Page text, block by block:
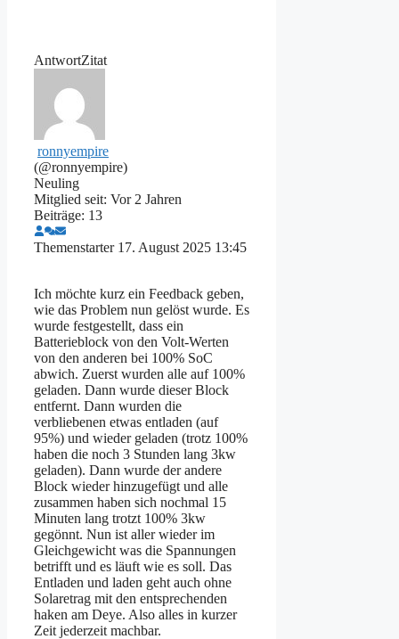
AntwortZitat
ronnyempire
(@ronnyempire)
Neuling
Mitglied seit: Vor 2 Jahren
Beiträge: 13
Themenstarter 17. August 2025 13:45
Ich möchte kurz ein Feedback geben,
wie das Problem nun gelöst wurde. Es
wurde festgestellt, dass ein
Batterieblock von den Volt-Werten
von den anderen bei 100% SoC
abwich. Zuerst wurden alle auf 100%
geladen. Dann wurde dieser Block
entfernt. Dann wurden die
verbliebenen etwas entladen (auf
95%) und wieder geladen (trotz 100%
haben die noch 3 Stunden lang 3kw
geladen). Dann wurde der andere
Block wieder hinzugefügt und alle
zusammen haben sich nochmal 15
Minuten lang trotzt 100% 3kw
gegönnt. Nun ist aller wieder im
Gleichgewicht was die Spannungen
betrifft und es läuft wie es soll. Das
Entladen und laden geht auch ohne
Solaretrag mit den entsprechenden
haken am Deye. Also alles in kurzer
Zeit jederzeit machbar.